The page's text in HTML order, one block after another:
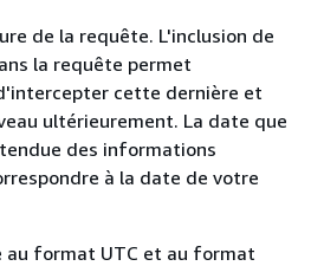
de la requête. L'inclusion de
la requête permet
cette dernière et
ultérieurement. La date que
des informations
à la date de votre
format UTC et au format